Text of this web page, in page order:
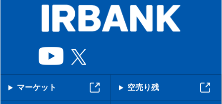
マーケット 空売り残